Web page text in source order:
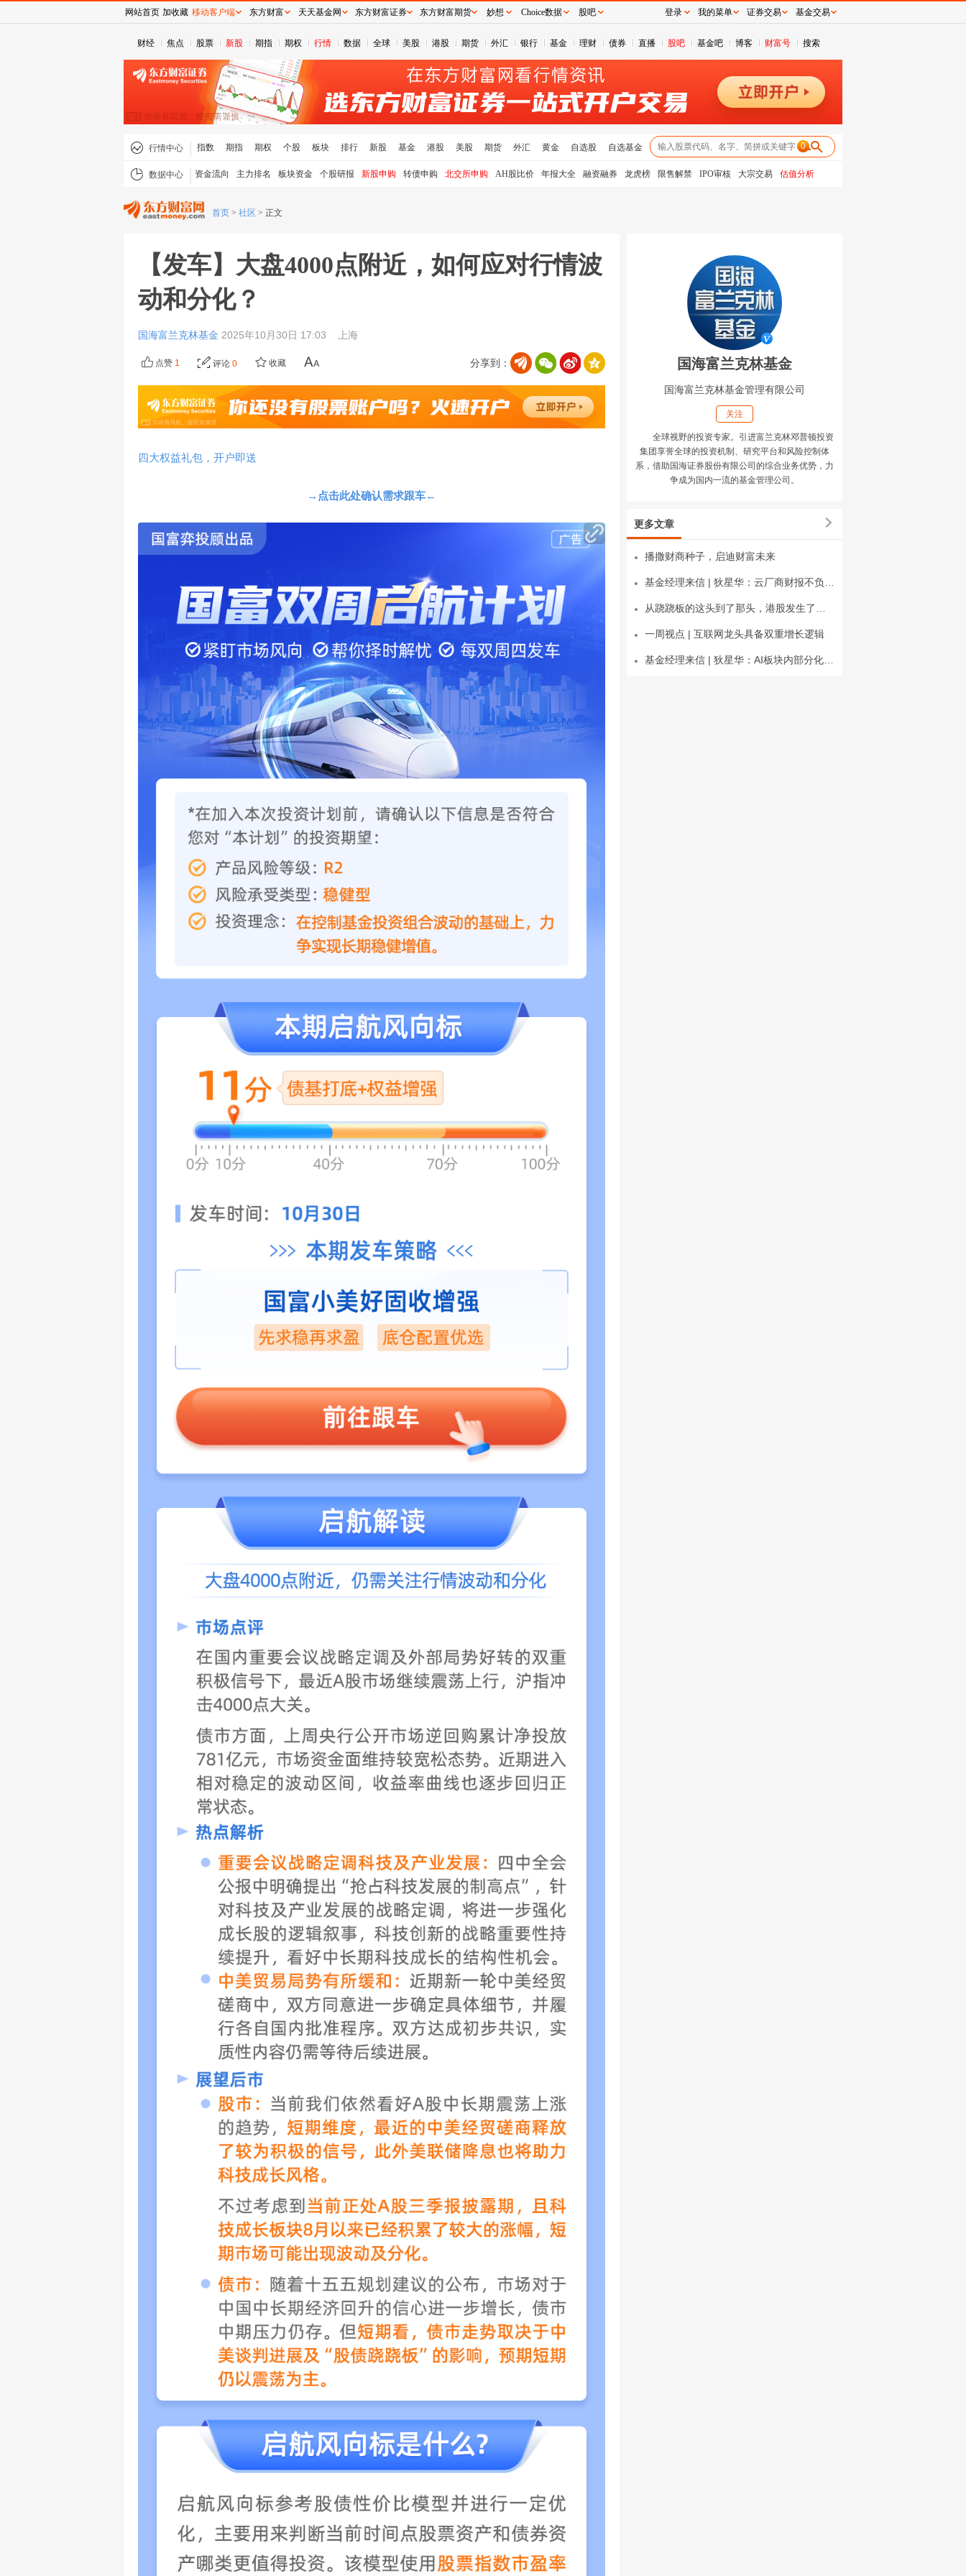
财经 焦点 股票 新股 期指 期权 行情 数据 全球 美股 港股 期货 外汇 银行 基金 理财 债券 直播 股吧 基金吧 博客 财富号 搜索
行情中心 指数 期指 期权 个股 板块 排行 新股 基金 港股 美股 期货 外汇 黄金 自选股 自选基金 0
数据中心 资金流向 主力排名 板块资金 个股研报 新股申购 转债申购 北交所申购 AH股比价 年报大全 融资融券 龙虎榜 限售解禁 IPO审核 大宗交易 估值分析
首页 > 社区 > 正文
【发车】大盘4000点附近，如何应对行情波
动和分化？
国海富兰克林基金 2025年10月30日 17:03 上海
分享到：
点赞 1 评论 0 收藏
四大权益礼包，开户即送
→点击此处确认需求跟车←
国海富兰克林基金
国海富兰克林基金管理有限公司
关注
全球视野的投资专家。引进富兰克林邓普顿投资
集团享誉全球的投资机制、研究平台和风险控制体
系，借助国海证券股份有限公司的综合业务优势，力
争成为国内一流的基金管理公司。
更多文章
播撒财商种子，启迪财富未来
一周视点 | 互联网龙头具备双重增长逻辑
网站首页 加收藏 移动客户端 东方财富 天天基金网 东方财富证券 东方财富期货 妙想 Choice数据 股吧 登录 我的菜单 证券交易 基金交易